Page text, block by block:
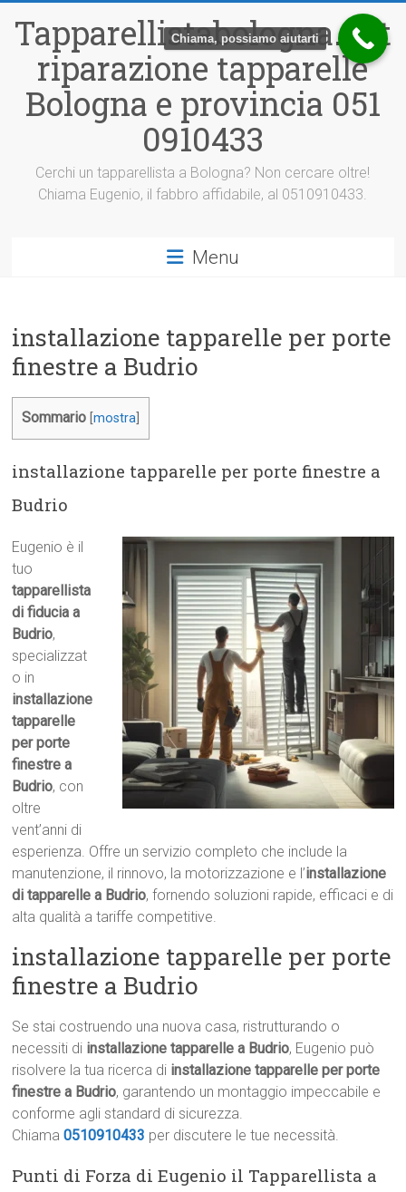
contenuto
Tapparellistabologna.net
riparazione tapparelle
Bologna e provincia 051
0910433
Cerchi un tapparellista a Bologna? Non cercare oltre!
Chiama Eugenio, il fabbro affidabile, al 0510910433.
Menu
installazione tapparelle per porte
finestre a Budrio
Sommario [mostra
installazione tapparelle per porte finestre a
Budrio
Eugenio è il
tuo
tapparellista
di fiducia a
Budrio,
specializzat
o in
installazione
tapparelle
per porte
finestre a
Budrio, con
oltre
vent’anni di
esperienza. Offre un servizio completo che include la
manutenzione, il rinnovo, la motorizzazione e l’installazione
di tapparelle a Budrio, fornendo soluzioni rapide, efficaci e di
alta qualità a tariffe competitive.
installazione tapparelle per porte
finestre a Budrio
Se stai costruendo una nuova casa, ristrutturando o
necessiti di installazione tapparelle a Budrio, Eugenio può
risolvere la tua ricerca di installazione tapparelle per porte
finestre a Budrio, garantendo un montaggio impeccabile e
conforme agli standard di sicurezza.
Chiama0510910433 per discutere le tue necessità.
Punti di Forza di Eugenio il Tapparellista a
Chiama, possiamo aiutarti